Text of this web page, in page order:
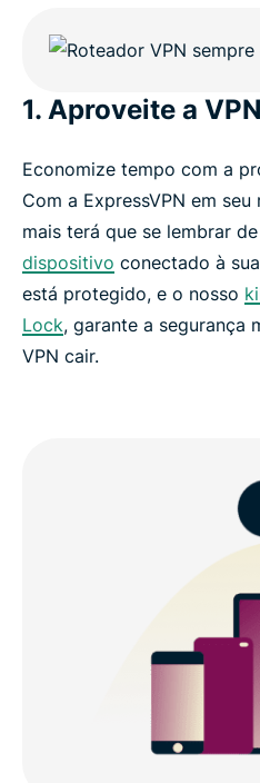
1. Aproveite a
Economize tempo com a
Com a ExpressVPN em
mais terá que se lembrar
dispositivo conectado à
está protegido, e o nosso
Lock, garante a segurança
VPN cair.